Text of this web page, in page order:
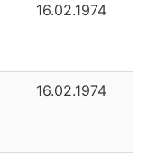
16.02.1974
16.02.1974